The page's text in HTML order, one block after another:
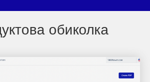
обиколка